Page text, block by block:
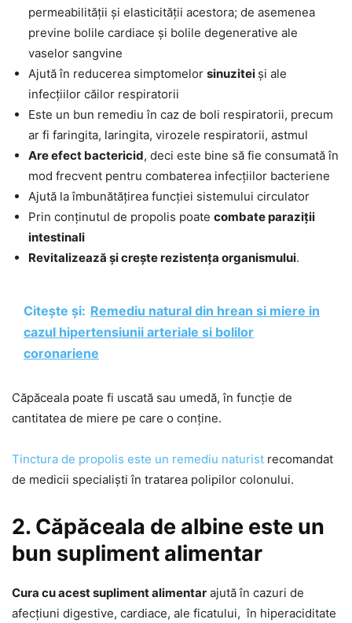
permeabilității și elasticității acestora; de asemenea
previne bolile cardiace și bolile degenerative ale
vaselor sangvine
Ajută în reducerea simptomelor sinuzitei și ale
infecțiilor căilor respiratorii
Este un bun remediu în caz de boli respiratorii, precum
ar fi faringita, laringita, virozele respiratorii, astmul
Are efect bactericid, deci este bine să fie consumată în
mod frecvent pentru combaterea infecțiilor bacteriene
Ajută la îmbunătățirea funcției sistemului circulator
Prin conținutul de propolis poate combate paraziții
intestinali
Revitalizează și crește rezistența organismului.
Citește și: Remediu natural din hrean si miere in
cazul hipertensiunii arteriale si bolilor
coronariene
Căpăceala poate fi uscată sau umedă, în funcție de
cantitatea de miere pe care o conține.
Tinctura de propolis este un remediu naturist recomandat
de medicii specialiști în tratarea polipilor colonului.
2. Căpăceala de albine este un
bun supliment alimentar
Cura cu acest supliment alimentar ajută în cazuri de
afecțiuni digestive, cardiace, ale ficatului, în hiperaciditate